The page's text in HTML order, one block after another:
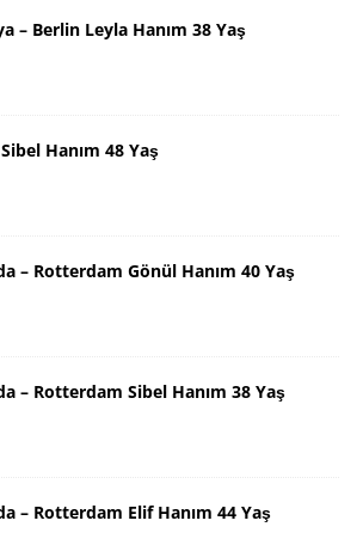
– Berlin Leyla Hanım 38 Yaş
Hanım 48 Yaş
– Rotterdam Gönül Hanım 40 Yaş
– Rotterdam Sibel Hanım 38 Yaş
– Rotterdam Elif Hanım 44 Yaş